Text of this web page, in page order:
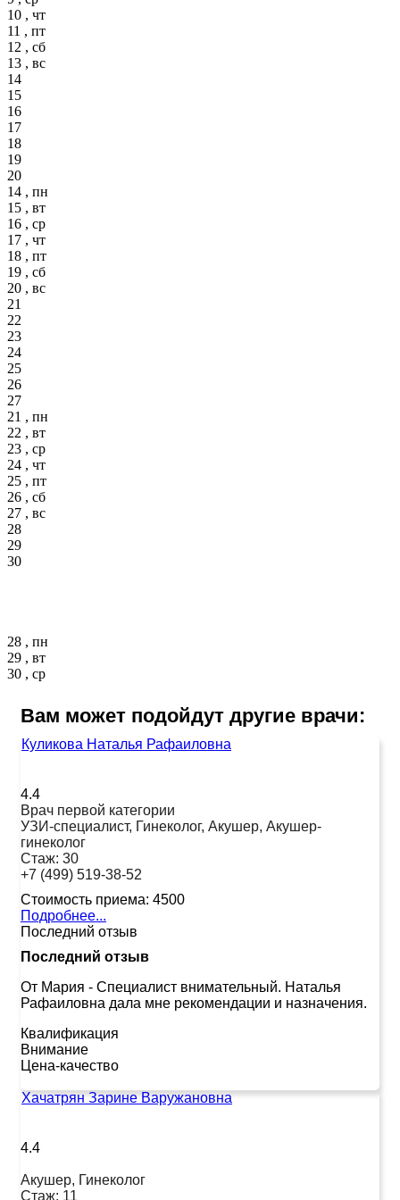
10 , чт
11 , пт
12 , сб
13 , вс
14
15
16
17
18
19
20
14 , пн
15 , вт
16 , ср
17 , чт
18 , пт
19 , сб
20 , вс
21
22
23
24
25
26
27
21 , пн
22 , вт
23 , ср
24 , чт
25 , пт
26 , сб
27 , вс
28
29
30
28 , пн
29 , вт
30 , ср
Вам может подойдут другие врачи:
Куликова Наталья Рафаиловна
4.4
Врач первой категории
УЗИ-специалист, Гинеколог, Акушер, Акушер-
гинеколог
Стаж: 30
+7 (499) 519-38-52
Стоимость приема: 4500
Подробнее...
Последний отзыв
Последний отзыв
От Мария - Специалист внимательный. Наталья
Рафаиловна дала мне рекомендации и назначения.
Квалификация
Внимание
Цена-качество
Хачатрян Зарине Варужановна
4.4
Акушер, Гинеколог
Стаж: 11